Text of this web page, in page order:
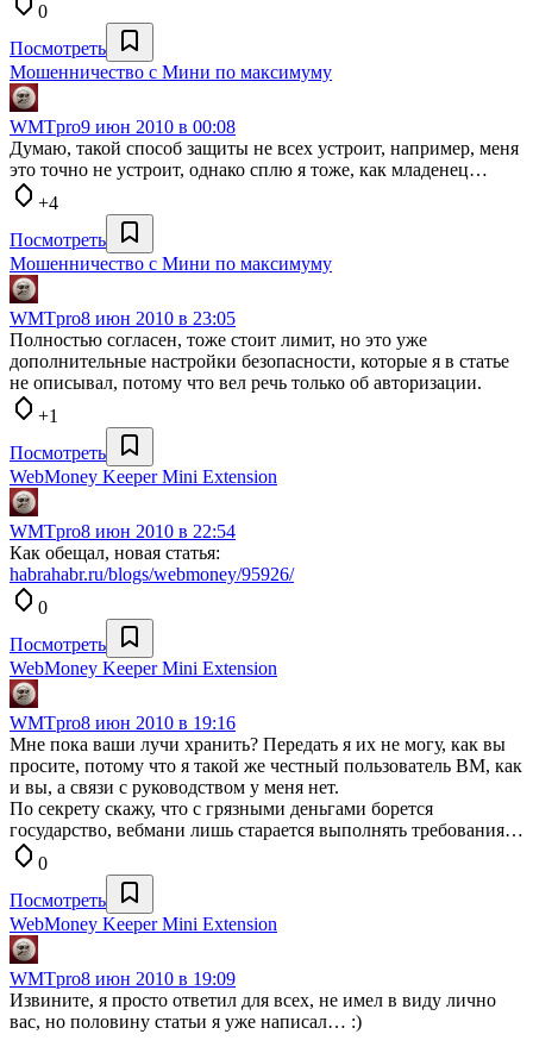
0
Посмотреть
Мошенничество с Мини по максимуму
WMTpro9 июн 2010 в 00:08
Думаю, такой способ защиты не всех устроит, например, меня
это точно не устроит, однако сплю я тоже, как младенец…
+4
Посмотреть
Мошенничество с Мини по максимуму
WMTpro8 июн 2010 в 23:05
Полностью согласен, тоже стоит лимит, но это уже
дополнительные настройки безопасности, которые я в статье
не описывал, потому что вел речь только об авторизации.
+1
Посмотреть
WebMoney Keeper Mini Extension
WMTpro8 июн 2010 в 22:54
Как обещал, новая статья:
habrahabr.ru/blogs/webmoney/95926/
0
Посмотреть
WebMoney Keeper Mini Extension
WMTpro8 июн 2010 в 19:16
Мне пока ваши лучи хранить? Передать я их не могу, как вы
просите, потому что я такой же честный пользователь ВМ, как
и вы, а связи с руководством у меня нет.
По секрету скажу, что с грязными деньгами борется
государство, вебмани лишь старается выполнять требования…
0
Посмотреть
WebMoney Keeper Mini Extension
WMTpro8 июн 2010 в 19:09
Извините, я просто ответил для всех, не имел в виду лично
вас, но половину статьи я уже написал… :)